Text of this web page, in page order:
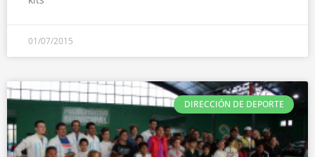
01/07/2015
DIRECCIÓN DE DEPORTE